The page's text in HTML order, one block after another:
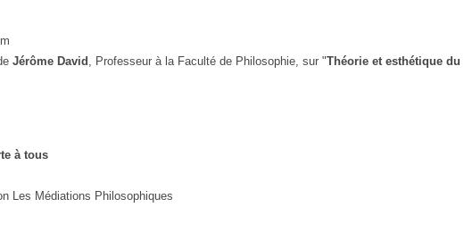
JérômeDavid Professeur à la Faculté de Philosophie, sur "Théorie et esthétique du
à tous
Les Médiations Philosophiques